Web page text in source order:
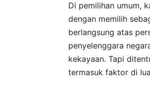
Di pemilihan umum,
dengan memilih
berlangsung atas
penyelenggara
kekayaan. Tapi
termasuk faktor di